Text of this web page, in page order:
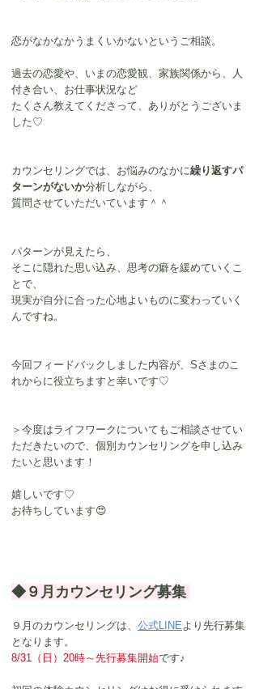
恋がなかなかうまくいかないというご相談。
過去の恋愛や、いまの恋愛観、家族関係から、人
付き合い、お仕事状況など
たくさん教えてくださって、ありがとうございま
した♡
カウンセリングでは、お悩みのなかに繰り返すパ
ターンがないか分析しながら、
質問させていただいています＾＾
パターンが見えたら、
そこに隠れた思い込み、思考の癖を緩めていくこ
とで、
現実が自分に合った心地よいものに変わっていく
んですね。
今回フィードバックしました内容が、Sさまのこ
れからに役立ちますと幸いです♡
＞今度はライフワークについてもご相談させてい
ただきたいので、個別カウンセリングを申し込み
たいと思います！
嬉しいです♡
お待ちしています😍
◆９月カウンセリング募集
９月のカウンセリングは、 公式LINEより先行募集
となります。
8/31（日）20時～先行募集開始です♪